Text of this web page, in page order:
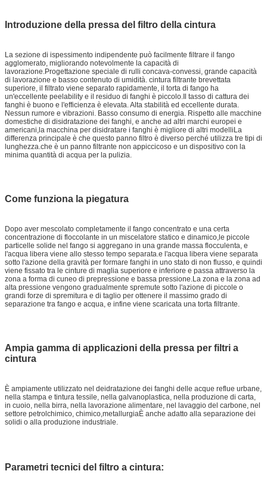
Introduzione della pressa del filtro della cintura
La sezione di ispessimento indipendente può facilmente filtrare il fango
agglomerato, migliorando notevolmente la capacità di
lavorazione.Progettazione speciale di rulli concava-convessi, grande capacità
di lavorazione e basso contenuto di umidità. cintura filtrante brevettata
superiore, il filtrato viene separato rapidamente, il torta di fango ha
un'eccellente peelability e il residuo di fanghi è piccolo.Il tasso di cattura dei
fanghi è buono e l'efficienza è elevata. Alta stabilità ed eccellente durata.
Nessun rumore e vibrazioni. Basso consumo di energia. Rispetto alle macchine
domestiche di disidratazione dei fanghi, e anche ad altri marchi europei e
americani,la macchina per disidratare i fanghi è migliore di altri modelliLa
differenza principale è che questo panno filtro è diverso perché utilizza tre tipi di
lunghezza.che è un panno filtrante non appiccicoso e un dispositivo con la
minima quantità di acqua per la pulizia.
Come funziona la piegatura
Dopo aver mescolato completamente il fango concentrato e una certa
concentrazione di floccolante in un miscelatore statico e dinamico,le piccole
particelle solide nel fango si aggregano in una grande massa flocculenta, e
l'acqua libera viene allo stesso tempo separata.e l'acqua libera viene separata
sotto l'azione della gravità per formare fanghi in uno stato di non flusso, e quindi
viene fissato tra le cinture di maglia superiore e inferiore e passa attraverso la
zona a forma di cuneo di prepressione e bassa pressione.La zona e la zona ad
alta pressione vengono gradualmente spremute sotto l'azione di piccole o
grandi forze di spremitura e di taglio per ottenere il massimo grado di
separazione tra fango e acqua, e infine viene scaricata una torta filtrante.
Ampia gamma di applicazioni della pressa per filtri a
cintura
È ampiamente utilizzato nel deidratazione dei fanghi delle acque reflue urbane,
nella stampa e tintura tessile, nella galvanoplastica, nella produzione di carta,
in cuoio, nella birra, nella lavorazione alimentare, nel lavaggio del carbone, nel
settore petrolchimico, chimico,metallurgiaÈ anche adatto alla separazione dei
solidi o alla produzione industriale.
Parametri tecnici del filtro a cintura: